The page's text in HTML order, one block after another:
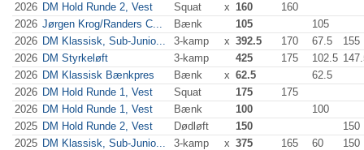
2026 DM Hold Runde 2, Vest Squat x 160
160
2026 Jørgen Krog/Randers C... Bænk 105
105
2026 DM Klassisk, Sub-Junio... 3-kamp x 392.5 170 67.5
155
2026 DM Styrkeløft 3-kamp 425 175 102.5
2026 DM Klassisk Bænkpres Bænk x 62.5
62.5
2026 DM Hold Runde 1, Vest Squat 175
175
2026 DM Hold Runde 1, Vest Bænk 100
100
2025 DM Hold Runde 2, Vest Dødløft 150
150
2025 DM Klassisk, Sub-Junio... 3-kamp x 375 165 60
150